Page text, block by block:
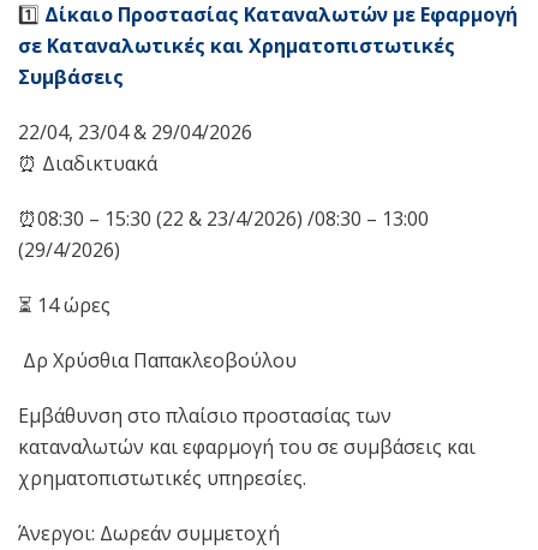
1️⃣ Δίκαιο Προστασίας Καταναλωτών με Εφαρμογή
σε Καταναλωτικές και Χρηματοπιστωτικές
Συμβάσεις
22/04, 23/04 & 29/04/2026
⏰ Διαδικτυακά
⏰08:30 – 15:30 (22 & 23/4/2026) /08:30 – 13:00
(29/4/2026)
⏳ 14 ώρες
‍ Δρ Χρύσθια Παπακλεοβούλου
Εμβάθυνση στο πλαίσιο προστασίας των
καταναλωτών και εφαρμογή του σε συμβάσεις και
χρηματοπιστωτικές υπηρεσίες.
Άνεργοι: Δωρεάν συμμετοχή